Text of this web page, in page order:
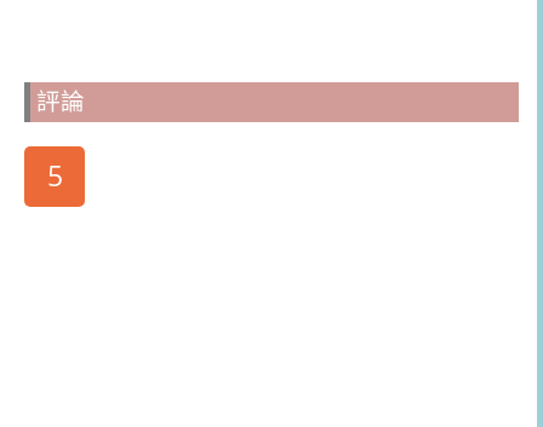
評論
5